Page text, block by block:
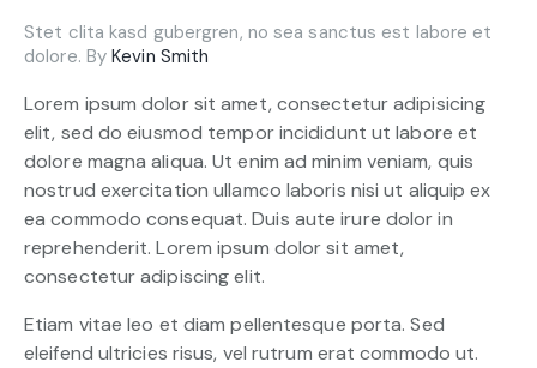
Stet clita kasd gubergren, no sea sanctus est labore et
dolore. ByKevin Smith
Lorem ipsum dolor sit amet, consectetur adipisicing
elit, sed do eiusmod tempor incididunt ut labore et
dolore magna aliqua. Ut enim ad minim veniam, quis
nostrud exercitation ullamco laboris nisi ut aliquip ex
ea commodo consequat. Duis aute irure dolor in
reprehenderit. Lorem ipsum dolor sit amet,
consectetur adipiscing elit.
Etiam vitae leo et diam pellentesque porta. Sed
eleifend ultricies risus, vel rutrum erat commodo ut.